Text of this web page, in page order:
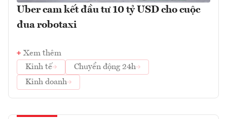
Uber cam kết đầu tư 10 tỷ USD cho cuộc
đua robotaxi
Xem thêm
Kinh tế
Chuyển động 24h
Kinh doanh